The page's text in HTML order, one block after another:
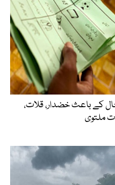
کے باعث خضدار، قلات،
ملتوی